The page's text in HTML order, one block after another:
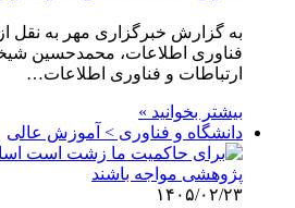
به گزارش خبرگزاری مهر به نقل
فناوری اطلاعات، محمدحسین
ارتباطات و فناوری اطلاعات…
بیشتر بخوانید »
دانشگاه و فناوری > آموزش عالی
۱۴۰۵/۰۲/۲۳